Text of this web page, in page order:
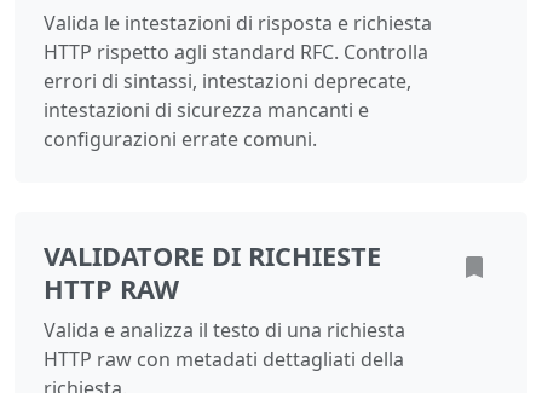
Valida le intestazioni di risposta e richiesta
HTTP rispetto agli standard RFC. Controlla
errori di sintassi, intestazioni deprecate,
intestazioni di sicurezza mancanti e
configurazioni errate comuni.
VALIDATORE DI RICHIESTE
HTTP RAW
Valida e analizza il testo di una richiesta
HTTP raw con metadati dettagliati della